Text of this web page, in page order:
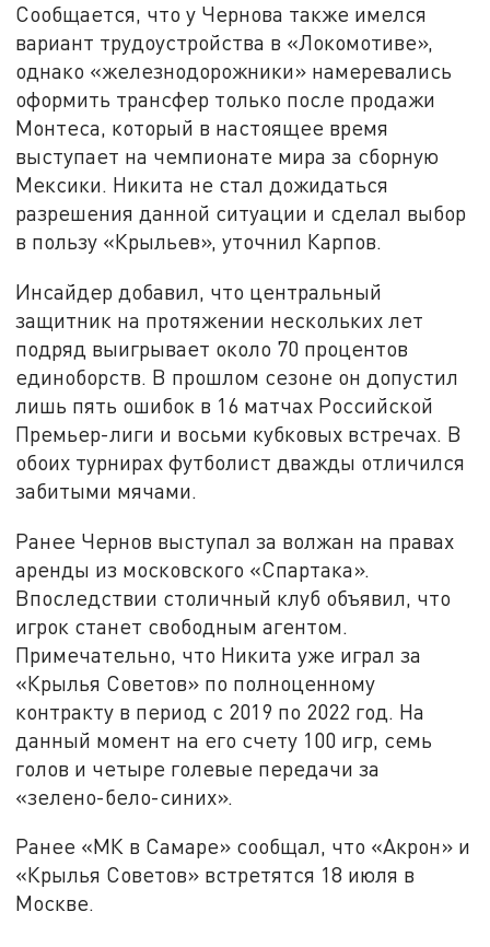
Сообщается, что у Чернова также имелся
вариант трудоустройства в «Локомотиве»,
однако «железнодорожники» намеревались
оформить трансфер только после продажи
Монтеса, который в настоящее время
выступает на чемпионате мира за сборную
Мексики. Никита не стал дожидаться
разрешения данной ситуации и сделал выбор
в пользу «Крыльев», уточнил Карпов.
Инсайдер добавил, что центральный
защитник на протяжении нескольких лет
подряд выигрывает около 70 процентов
единоборств. В прошлом сезоне он допустил
лишь пять ошибок в 16 матчах Российской
Премьер-лиги и восьми кубковых встречах. В
обоих турнирах футболист дважды отличился
забитыми мячами.
Ранее Чернов выступал за волжан на правах
аренды из московского «Спартака».
Впоследствии столичный клуб объявил, что
игрок станет свободным агентом.
Примечательно, что Никита уже играл за
«Крылья Советов» по полноценному
контракту в период с 2019 по 2022 год. На
данный момент на его счету 100 игр, семь
голов и четыре голевые передачи за
«зелено-бело-синих».
Ранее «МК в Самаре» сообщал, что «Акрон» и
«Крылья Советов» встретятся 18 июля в
Москве.